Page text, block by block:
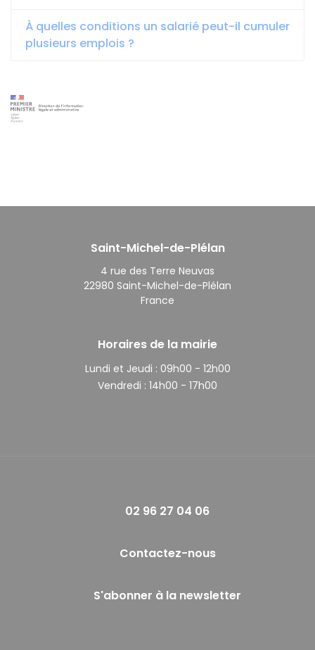
À quelles conditions un salarié peut-il cumuler
plusieurs emplois ?
Saint-Michel-de-Plélan
4 rue des Terre Neuvas
22980 Saint-Michel-de-Plélan
France
Horaires de la mairie
Lundi et Jeudi : 09h00 - 12h00
Vendredi : 14h00 - 17h00
02 96 27 04 06
Contactez-nous
S'abonner à la newsletter